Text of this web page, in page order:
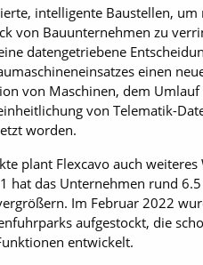
intelligente Baustellen,
von Bauunternehmen zu
datengetriebene
einen
von Maschinen, dem
von Telematik-
worden.
plant Flexcavo auch
hat das Unternehmen rund
Im Februar 2022
aufgestockt, die
entwickelt.